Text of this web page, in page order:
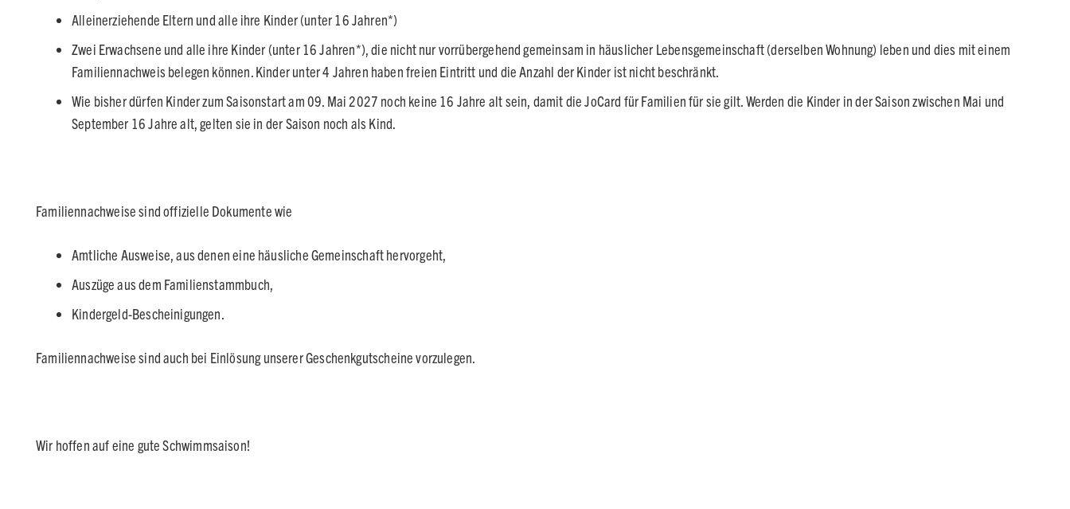
Alleinerziehende Eltern und alle ihre Kinder (unter 16 Jahren*)
Zwei Erwachsene und alle ihre Kinder (unter 16 Jahren*), die nicht nur vorrübergehend gemeinsam in häuslicher Lebensgemeinschaft (derselben Wohnung) leben und dies mit einem
Familiennachweis belegen können. Kinder unter 4 Jahren haben freien Eintritt und die Anzahl der Kinder ist nicht beschränkt.
Wie bisher dürfen Kinder zum Saisonstart am 09. Mai 2027 noch keine 16 Jahre alt sein, damit die JoCard für Familien für sie gilt. Werden die Kinder in der Saison zwischen Mai und
September 16 Jahre alt, gelten sie in der Saison noch als Kind.
Familiennachweise sind offizielle Dokumente wie
Amtliche Ausweise, aus denen eine häusliche Gemeinschaft hervorgeht,
Auszüge aus dem Familienstammbuch,
Kindergeld-Bescheinigungen.
Familiennachweise sind auch bei Einlösung unserer Geschenkgutscheine vorzulegen.
Wir hoffen auf eine gute Schwimmsaison!